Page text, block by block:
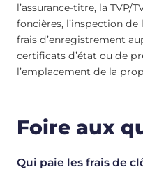
l’assurance-titre, la TVP/
foncières, l’inspection
frais d’enregistrement
certificats d’état ou de
l’emplacement de la
Foire aux
Qui paie les frais de